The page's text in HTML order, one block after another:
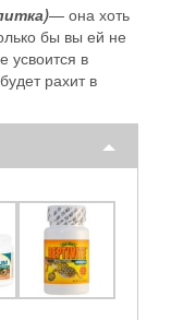
— она хоть
бы вы ей не
усвоится в
рахит в